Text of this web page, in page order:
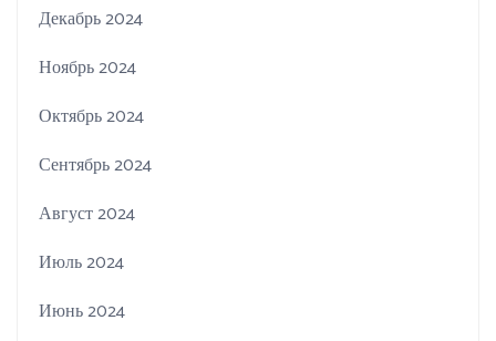
Декабрь 2024
Ноябрь 2024
Октябрь 2024
Сентябрь 2024
Август 2024
Июль 2024
Июнь 2024